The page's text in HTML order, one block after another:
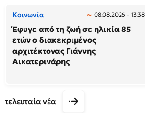
Κοινωνία 08.08.2026 - 13:38
Έφυγε από τη ζωή σε ηλικία 85
ετών ο διακεκριμένος
αρχιτέκτονας Γιάννης
Αικατερινάρης
τελευταία νέα